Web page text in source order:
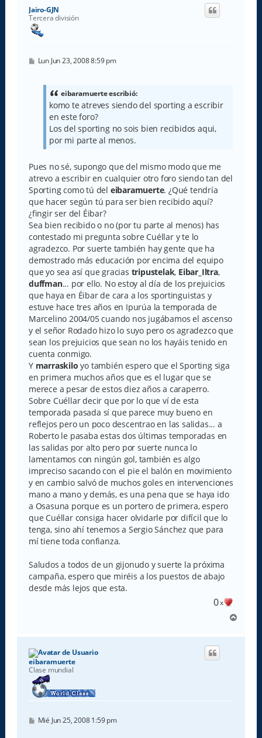
Jairo-GJN
Tercera división
M
Lun Jun 23, 2008 8:59 pm
eibaramuerte escribió:
komo te atreves siendo del sporting a escribir
en este foro?
Los del sporting no sois bien recibidos aqui,
por mi parte al menos.
Pues no sé, supongo que del mismo modo que me
atrevo a escribir en cualquier otro foro siendo tan del
Sporting como tú del eibaramuerte. ¿Qué tendría
que hacer según tú para ser bien recibido aquí?
¿fingir ser del Éibar?
Sea bien recibido o no (por tu parte al menos) has
contestado mi pregunta sobre Cuéllar y te lo
agradezco. Por suerte también hay gente que ha
demostrado más educación por encima del equipo
que yo sea así que gracias tripustelak, Eibar_Iltra,
duffman... por ello. No estoy al día de los prejuicios
que haya en Éibar de cara a los sportinguistas y
estuve hace tres años en Ipurúa la temporada de
Marcelino 2004/05 cuando nos jugábamos el ascenso
y el señor Rodado hizo lo suyo pero os agradezco que
sean los prejuicios que sean no los hayáis tenido en
cuenta conmigo.
Y marraskilo yo también espero que el Sporting siga
en primera muchos años que es el lugar que se
merece a pesar de estos diez años a caraperro.
Sobre Cuéllar decir que por lo que ví de esta
temporada pasada sí que parece muy bueno en
reflejos pero un poco descentrao en las salidas... a
Roberto le pasaba estas dos últimas temporadas en
las salidas por alto pero por suerte nunca lo
lamentamos con ningún gol, también es algo
impreciso sacando con el pie el balón en movimiento
y en cambio salvó de muchos goles en intervenciones
mano a mano y demás, es una pena que se haya ido
a Osasuna porque es un portero de primera, espero
que Cuéllar consiga hacer olvidarle por difícil que lo
tenga, sino ahí tenemos a Sergio Sánchez que para
mí tiene toda confianza.
Saludos a todos de un gijonudo y suerte la próxima
campaña, espero que miréis a los puestos de abajo
desde más lejos que esta.
0x
r
eibaramuerte
Clase mundial
M
Mié Jun 25, 2008 1:59 pm